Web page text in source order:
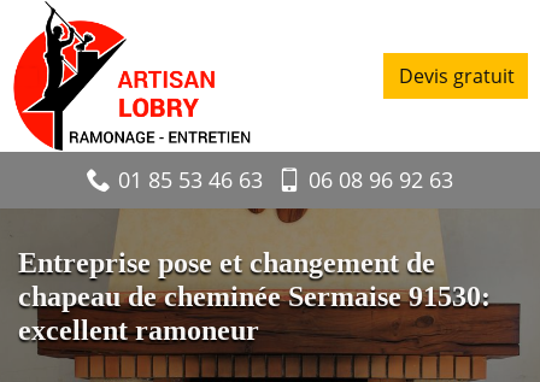
Devis gratuit
01 85 53 46 63 06 08 96 92 63
Entreprise pose et changement de
chapeau de cheminée Sermaise 91530:
excellent ramoneur